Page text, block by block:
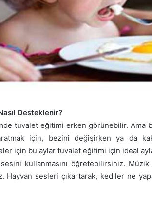
Desteklenir?
tuvalet eğitimi erken görünebilir.
için, bezini değişirken ya da
için bu aylar tuvalet eğitimi için ideal
kullanmasını öğretebilirsiniz.
Hayvan sesleri çıkartarak, kediler ne